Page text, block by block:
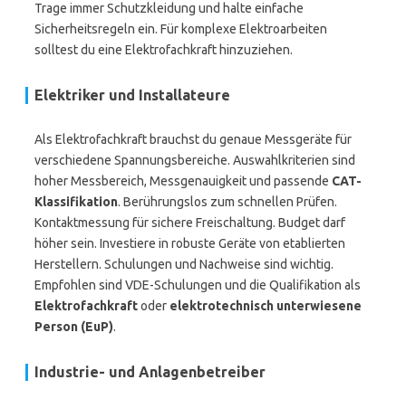
Trage immer Schutzkleidung und halte einfache
Sicherheitsregeln ein. Für komplexe Elektroarbeiten
solltest du eine Elektrofachkraft hinzuziehen.
Elektriker und Installateure
Als Elektrofachkraft brauchst du genaue Messgeräte für
verschiedene Spannungsbereiche. Auswahlkriterien sind
hoher Messbereich, Messgenauigkeit und passende CAT-
Klassifikation. Berührungslos zum schnellen Prüfen.
Kontaktmessung für sichere Freischaltung. Budget darf
höher sein. Investiere in robuste Geräte von etablierten
Herstellern. Schulungen und Nachweise sind wichtig.
Empfohlen sind VDE-Schulungen und die Qualifikation als
Elektrofachkraftoder elektrotechnisch unterwiesene
Person (EuP).
Industrie- und Anlagenbetreiber